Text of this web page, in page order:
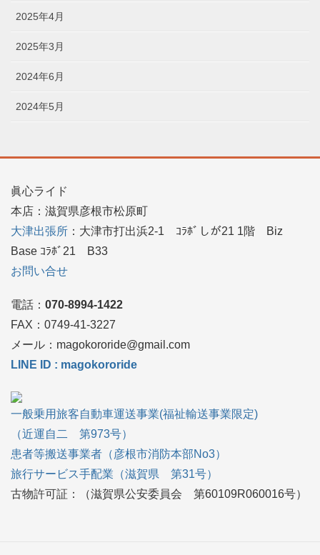
2025年4月
2025年3月
2024年6月
2024年5月
眞心ライド
本店：滋賀県彦根市松原町
大津出張所 ：大津市打出浜2-1 ｺﾗﾎﾞしが21 1階 Biz
Base ｺﾗﾎﾞ21 B33
お問い合せ
電話： 070-8994-1422
FAX：0749‐41-3227
メール：magokororide@gmail.com
LINE ID : magokororide
一般乗用旅客自動車運送事業(福祉輸送事業限定)
（近運自二 第973号）
患者等搬送事業者（彦根市消防本部No3）
旅行サービス手配業（滋賀県 第31号）
古物許可証：（滋賀県公安委員会 第60109R060016号）